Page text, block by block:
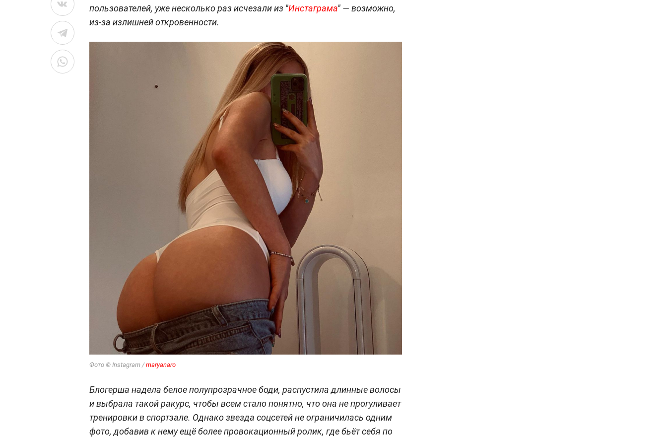
пользователей, уже несколько раз исчезали из "Инстаграма" — возможно,
из-за излишней откровенности.
Фото © Instagram /maryanaro
Блогерша надела белое полупрозрачное боди, распустила длинные волосы
и выбрала такой ракурс, чтобы всем стало понятно, что она не прогуливает
тренировки в спортзале. Однако звезда соцсетей не ограничилась одним
фото, добавив к нему ещё более провокационный ролик, где бьёт себя по